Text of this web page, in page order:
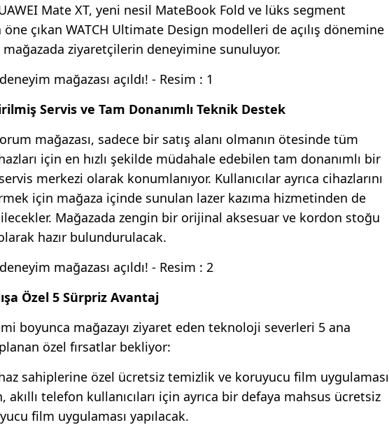
Mate XT, yeni nesil MateBook Fold ve lüks segment
öne çıkan WATCH Ultimate Design modelleri de açılış dönemine
ziyaretçilerin deneyimine sunuluyor.
Servis ve Tam Donanımlı Teknik Destek
mağazası, sadece bir satış alanı olmanın ötesinde tüm
için en hızlı şekilde müdahale edebilen tam donanımlı bir
merkezi olarak konumlanıyor. Kullanıcılar ayrıca cihazlarını
için mağaza içinde sunulan lazer kazıma hizmetinden de
Mağazada zengin bir orijinal aksesuar ve kordon stoğu
hazır bulundurulacak.
Özel 5 Sürpriz Avantaj
boyunca mağazayı ziyaret eden teknoloji severleri 5 ana
özel fırsatlar bekliyor:
sahiplerine özel ücretsiz temizlik ve koruyucu film uygulaması
akıllı telefon kullanıcıları için ayrıca bir defaya mahsus ücretsiz
film uygulaması yapılacak.